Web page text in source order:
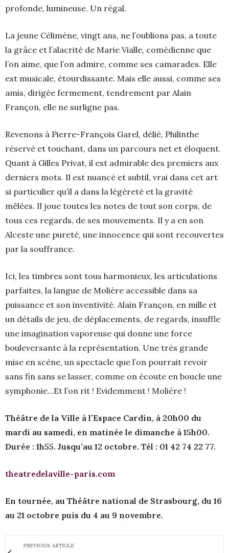
profonde, lumineuse. Un régal.
La jeune Célimène, vingt ans, ne l’oublions pas, a toute
la grâce et l’alacrité de Marie Vialle, comédienne que
l’on aime, que l’on admire, comme ses camarades. Elle
est musicale, étourdissante. Mais elle aussi, comme ses
amis, dirigée fermement, tendrement par Alain
Françon, elle ne surligne pas.
Revenons à Pierre-François Garel, délié, Philinthe
réservé et touchant, dans un parcours net et éloquent.
Quant à Gilles Privat, il est admirable des premiers aux
derniers mots. Il est nuancé et subtil, vrai dans cet art
si particulier qu’il a dans la légèreté et la gravité
mêlées. Il joue toutes les notes de tout son corps, de
tous ces regards, de ses mouvements. Il y a en son
Alceste une pureté, une innocence qui sont recouvertes
par la souffrance.
Ici, les timbres sont tous harmonieux, les articulations
parfaites, la langue de Molière accessible dans sa
puissance et son inventivité. Alain Françon, en mille et
un détails de jeu, de déplacements, de regards, insuffle
une imagination vaporeuse qui donne une force
bouleversante à la représentation. Une très grande
mise en scène, un spectacle que l’on pourrait revoir
sans fin sans se lasser, comme on écoute en boucle une
symphonie…Et l’on rit ! Evidemment ! Molière !
Théâtre de la Ville à l’Espace Cardin, à 20h00 du
mardi au samedi, en matinée le dimanche à 15h00.
Durée : 1h55. Jusqu’au 12 octobre. Tél : 01 42 74 22 77.
theatredelaville-paris.com
En tournée, au Théâtre national de Strasbourg, du 16
au 21 octobre puis du 4 au 9 novembre.
PREVIOUS ARTICLE